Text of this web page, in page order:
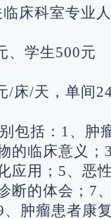
床科室专业
、学生500元
/床/天，单间
包括：1、肿
的临床意义；
应用；5、恶
断的体会；7
肿瘤患者康